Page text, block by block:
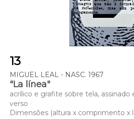
13
MIGUEL LEAL - NASC. 1967
"La línea"
acrílico e grafite sobre tela, assinado
verso
Dimensões (altura x comprimento x